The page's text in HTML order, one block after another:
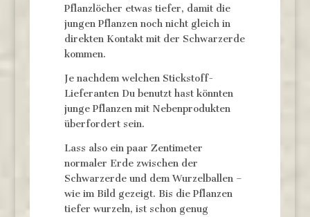
Pflanzlöcher etwas tiefer, damit die
jungen Pflanzen noch nicht gleich in
direkten Kontakt mit der Schwarzerde
kommen.
Je nachdem welchen Stickstoff-
Lieferanten Du benutzt hast könnten
junge Pflanzen mit Nebenprodukten
überfordert sein.
Lass also ein paar Zentimeter
normaler Erde zwischen der
Schwarzerde und dem Wurzelballen –
wie im Bild gezeigt. Bis die Pflanzen
tiefer wurzeln, ist schon genug